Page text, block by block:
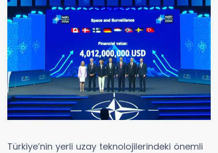
Türkiye’nin yerli uzay teknolojilerindeki önemli